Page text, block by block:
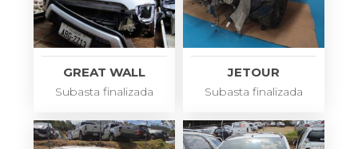
GREAT WALL
Subasta finalizada
JETOUR
Subasta finalizada